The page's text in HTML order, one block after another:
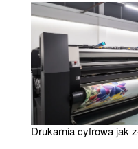
Drukarnia cyfrowa jak